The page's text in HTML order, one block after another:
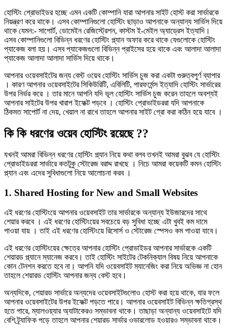
হোস্টিং প্রোভাইডর হচ্ছে এমন একটি কোম্পানি যারা আপনার সাইট হোস্ট করা সার্ভারকে
নিয়ন্ত্রণ করে থাকে। এসব কোম্পানিগুলো হোস্টিং ছাড়াও আপনাকে অন্যান্য সার্ভিস দিয়ে
থাকে যেমন:- সাপোর্ট, ডোমেইন রেজিস্ট্রেশন, কাস্টম ই-মেইল অ্যাড্রেস ইত্যাদি।
এসব কোম্পানিগুলো বিভিন্ন ধরণের হোস্টিং প্ল্যান অফার করে থাকে যেগুলোকে হোস্টিং
প্যাকেজ বলা হয়। এসব প্যাকেজগুলো বিভিন্ন প্রাইসের হয়ে থাকে এবং আলাদা আলাদা
প্যাকেজ আলাদা আলাদা সার্ভিস দিয়ে থাকে।
আপনার ওয়েবসাইটের জন্য বেস্ট ওয়েব হোস্টিং সার্ভিস চুজ করা একটা গুরুত্বপুর্ণ ব্যাপার
। কারণ আপনার ওয়েবসাইটের সিকিউরিটি, এবিলিটি, পারফর্মেন্স ইত্যাদি হোস্টিং সার্ভারের
উপর নির্ভর করে । তার মানে আপনি যদি ভূল হোস্টিং সার্ভিস চুজ করেন তাহলে অবশ্যই
আপনার সাইটের উপর খারাপ ইফেক্ট পড়বে । হোস্টিং প্রোভাইডররা যদি আপনাকে
ঠিকমত সাপোর্ট না দেয়, খেয়াল না রাখে তাহলে আপনার সাইট গ্রো করা কঠিন হয়ে যাবে ।
কি কি ধরণের ওয়েব হোস্টিং রয়েছে ??
যখনই আমরা বিভিন্ন ধরণের হোস্টিং প্ল্যান নিয়ে কথা বলব তখনই আমরা বুঝব যে হোস্টিং
প্রোভাইডররা সার্ভারে কতটুকু স্টোরেজ বরাদ্দ রাখছে । নিচে আমরা কয়েকটি কমন হোস্টিং
প্ল্যান এবং এদের সুবিধাগুলো নিয়ে আলোচনা করব ।
1. Shared Hosting for New and Small Websites
এই ধরণের হোস্টিংয়ে আপনার ওয়েবসাইট তার সার্ভারকে অন্যান্য ইউজারদের সাথে
শেয়ার করবে । এই ধরণের হোস্টিংয়ের সবচেয়ে বড় সুবিধা হচ্ছে এটা খুবই কম দামে
পাওয়া যায় । তাই এই ধরণের হোস্টিংয়ে রিসোর্স ও স্টোরেজ স্পেসও কম পাওয়া যাবে।
এই ধরণের হোস্টিংয়ের ক্ষেত্রে আপনার হোস্টিং প্রোভাইডর আপনার সার্ভারকে একটি
শেয়ারড প্ল্যানে ম্যানেজ করবে। তাই হোস্টিং সাইটের টেকনিক্যাল বিষয় নিয়ে আপনাকে
কোন টেনশন করতে হবে না। আপনি যদি ওয়েবসাইট ম্যানেজিং করা নিয়ে অভিজ্ঞ না হোন
তাহলে শেয়ারড হোস্টিং আপনার জন্য বেস্ট হবে।
অন্যদিকে, শেয়ারড সার্ভারে অন্যদের ওয়েবসাইটগুলোও হোস্ট করা হয়ে থাকে, যার ফলে
আপনার ওয়েবসাইটের উপর ইফেক্ট পড়তে পারে। আপনার ওয়েবসাইট বিভিন্ন ক্ষতিগ্রস্থ
হতে পারে, ম্যালওয়্যার অ্যাটাকেরও সম্ভাবনা থাকে। তাছাড়া অন্যান্য ওয়েবসাইটে যদি
বেশি ট্র্যাফিক পড়ে তাহলে আপনার শেয়ারড সার্ভার ওভারলোড হওয়ারও সম্ভাবনা থাকে।